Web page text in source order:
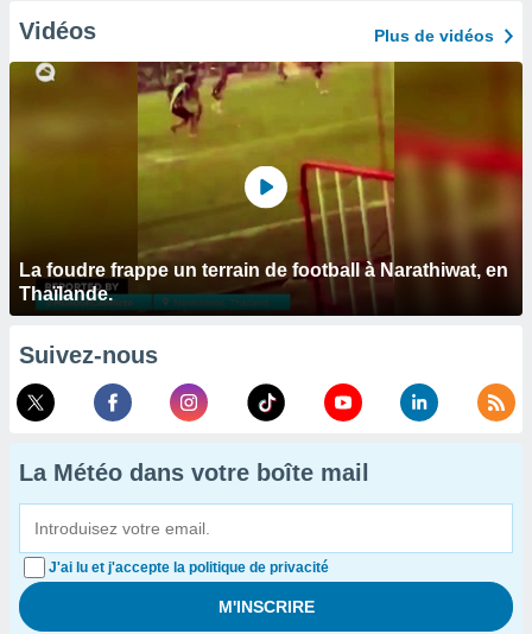
Vidéos Plus de vidéos
La foudre frappe un terrain de football à Narathiwat, en
Thaïlande.
Suivez-nous
La Météo dans votre boîte mail
J'ai lu et j'accepte la politique de privacité